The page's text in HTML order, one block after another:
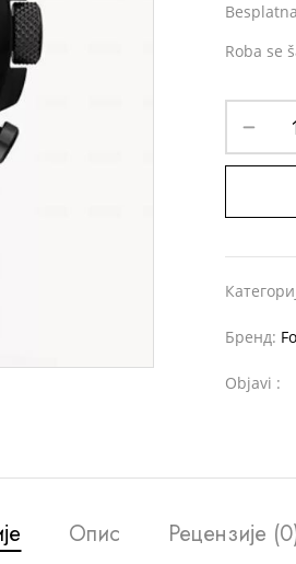
Roba se
Бренд:
Objavi :
Опис Рецензије